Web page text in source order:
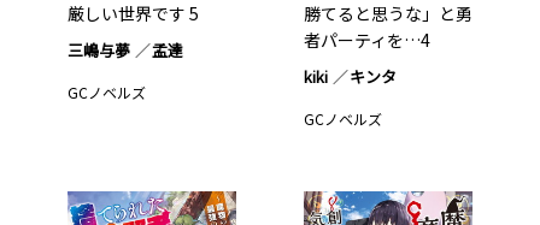
厳しい世界です 5
三嶋与夢 孟達
GCノベルズ
勝てると思うな」と勇
者パーティを…4
kiki キンタ
GCノベルズ